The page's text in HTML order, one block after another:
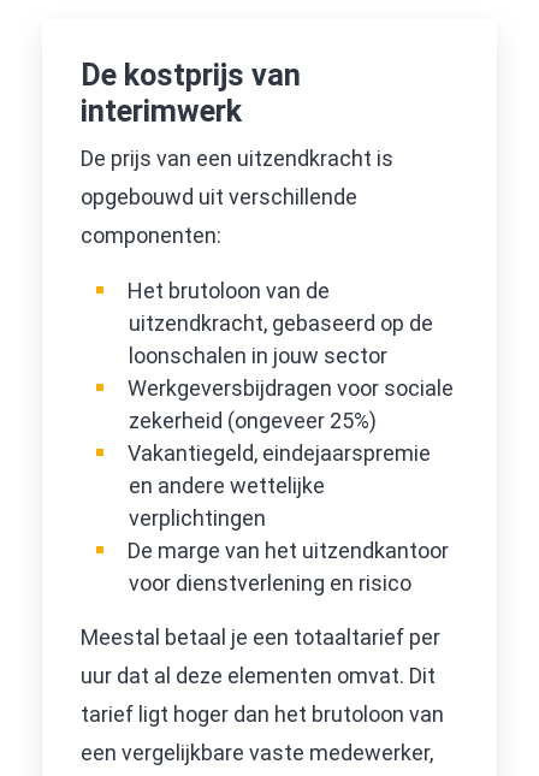
De kostprijs van
interimwerk
De prijs van een uitzendkracht is
opgebouwd uit verschillende
componenten:
Het brutoloon van de
uitzendkracht, gebaseerd op de
loonschalen in jouw sector
Werkgeversbijdragen voor sociale
zekerheid (ongeveer 25%)
Vakantiegeld, eindejaarspremie
en andere wettelijke
verplichtingen
De marge van het uitzendkantoor
voor dienstverlening en risico
Meestal betaal je een totaaltarief per
uur dat al deze elementen omvat. Dit
tarief ligt hoger dan het brutoloon van
een vergelijkbare vaste medewerker,